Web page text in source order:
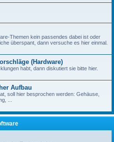
Themen kein passendes dabei ist oder
überspant, dann versuche es hier einmal.
(Hardware)
habt, dann diskutiert sie bitte hier.
Aufbau
soll hier besprochen werden: Gehäuse,
...